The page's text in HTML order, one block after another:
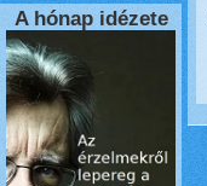
A hónap idézete